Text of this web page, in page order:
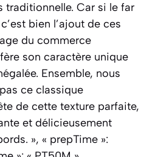
traditionnelle. Car si le far
bien l’ajout de ces
du commerce
son caractère unique
Ensemble, nous
ce classique
de cette texture parfaite,
et délicieusement
», « prepTime »: